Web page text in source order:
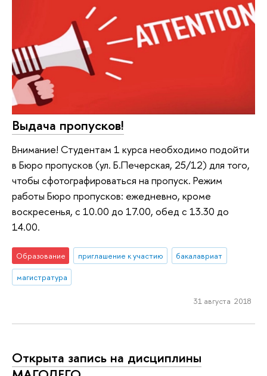
Выдача пропусков!
Внимание! Студентам 1 курса необходимо подойти
в Бюро пропусков (ул. Б.Печерская, 25/12) для того,
чтобы сфотографироваться на пропуск. Режим
работы Бюро пропусков: ежедневно, кроме
воскресенья, с 10.00 до 17.00, обед с 13.30 до
14.00.
Образование приглашение к участию
бакалавриат
магистратура
31 августа 2018
Открыта запись на дисциплины